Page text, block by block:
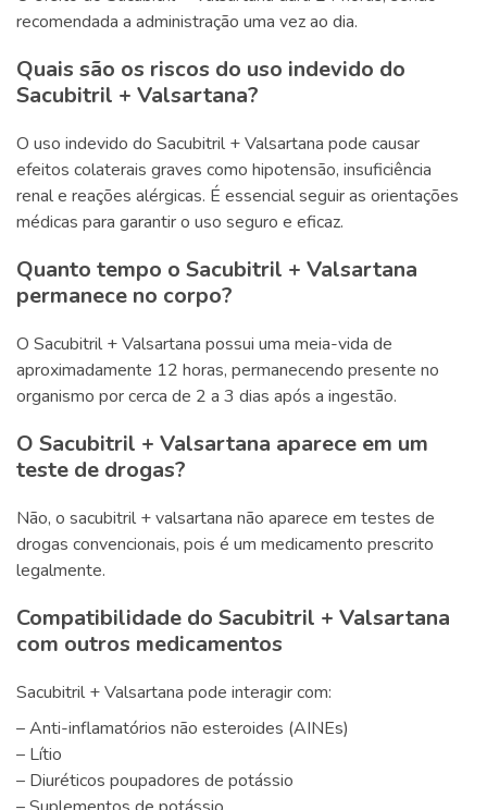
recomendada a administração uma vez ao dia.
Quais são os riscos do uso indevido do
Sacubitril + Valsartana?
O uso indevido do Sacubitril + Valsartana pode causar
efeitos colaterais graves como hipotensão, insuficiência
renal e reações alérgicas. É essencial seguir as orientações
médicas para garantir o uso seguro e eficaz.
Quanto tempo o Sacubitril + Valsartana
permanece no corpo?
O Sacubitril + Valsartana possui uma meia-vida de
aproximadamente 12 horas, permanecendo presente no
organismo por cerca de 2 a 3 dias após a ingestão.
O Sacubitril + Valsartana aparece em um
teste de drogas?
Não, o sacubitril + valsartana não aparece em testes de
drogas convencionais, pois é um medicamento prescrito
legalmente.
Compatibilidade do Sacubitril + Valsartana
com outros medicamentos
Sacubitril + Valsartana pode interagir com:
– Anti-inflamatórios não esteroides (AINEs)
– Lítio
– Diuréticos poupadores de potássio